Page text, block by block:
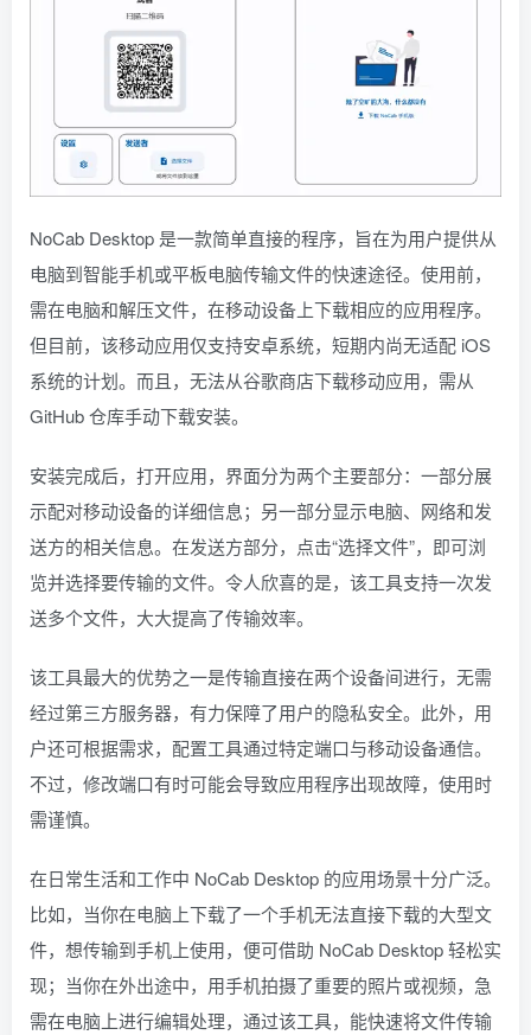
NoCab Desktop 是一款简单直接的程序，旨在为用户提供从
电脑到智能手机或平板电脑传输文件的快速途径。使用前，
需在电脑和解压文件，在移动设备上下载相应的应用程序。
但目前，该移动应用仅支持安卓系统，短期内尚无适配 iOS
系统的计划。而且，无法从谷歌商店下载移动应用，需从
GitHub 仓库手动下载安装。
安装完成后，打开应用，界面分为两个主要部分：一部分展
示配对移动设备的详细信息；另一部分显示电脑、网络和发
送方的相关信息。在发送方部分，点击“选择文件”，即可浏
览并选择要传输的文件。令人欣喜的是，该工具支持一次发
送多个文件，大大提高了传输效率。
该工具最大的优势之一是传输直接在两个设备间进行，无需
经过第三方服务器，有力保障了用户的隐私安全。此外，用
户还可根据需求，配置工具通过特定端口与移动设备通信。
不过，修改端口有时可能会导致应用程序出现故障，使用时
需谨慎。
在日常生活和工作中 NoCab Desktop 的应用场景十分广泛。
比如，当你在电脑上下载了一个手机无法直接下载的大型文
件，想传输到手机上使用，便可借助 NoCab Desktop 轻松实
现；当你在外出途中，用手机拍摄了重要的照片或视频，急
需在电脑上进行编辑处理，通过该工具，能快速将文件传输